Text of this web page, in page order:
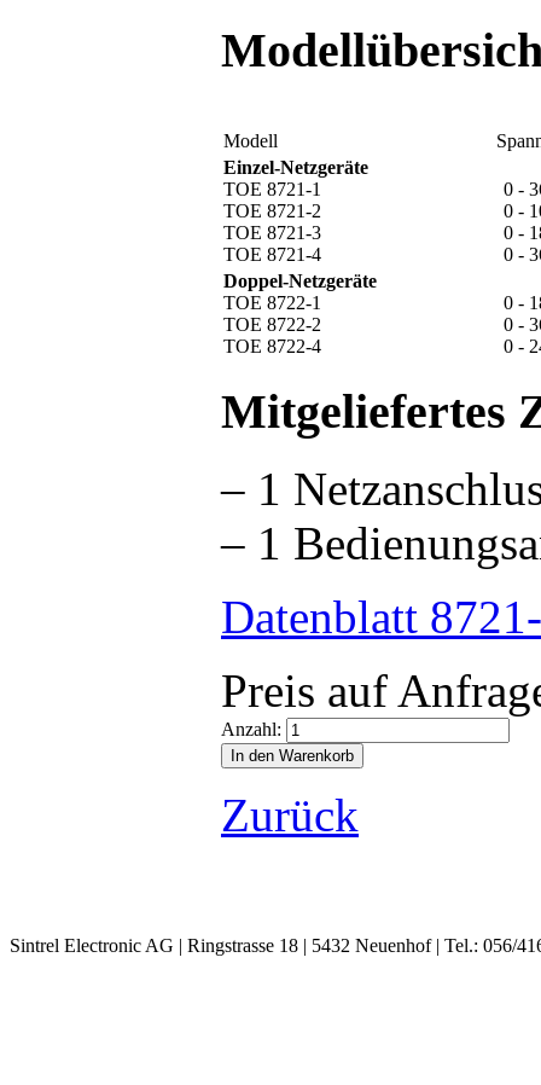
Modell
Einzel-Netzgeräte
TOE 8721-1
TOE 8721-2
TOE 8721-3
TOE 8721-4
0 -
0 -
0 -
0 -
Doppel-Netzgeräte
TOE 8722-1
TOE 8722-2
TOE 8722-4
0 -
0 -
0 -
Mitgeliefertes
– 1
– 1
Datenblatt
Preis auf
Anzahl:
Zurück
Sintrel Electronic AG | Ringstrasse 18 | 5432 Neuenhof | Tel.: 056/